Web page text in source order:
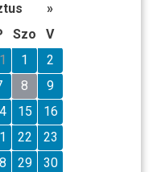
»
Szo
V
1
2
8
9
15
16
22
23
29
30